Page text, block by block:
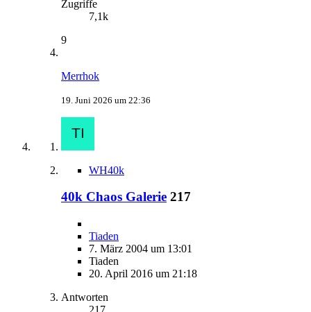
Zugriffe
7,1k
9
Merrhok
19. Juni 2026 um 22:36
WH40k
40k Chaos Galerie 217
Tiaden
7. März 2004 um 13:01
Tiaden
20. April 2016 um 21:18
Antworten
217